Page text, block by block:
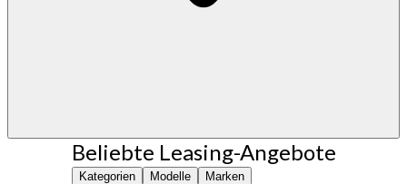
Beliebte Leasing-Angebote
Kategorien Modelle Marken